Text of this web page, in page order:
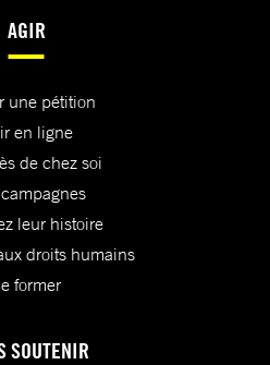
AGIR
une pétition
en ligne
de chez soi
leur histoire
droits humains
former
SOUTENIR